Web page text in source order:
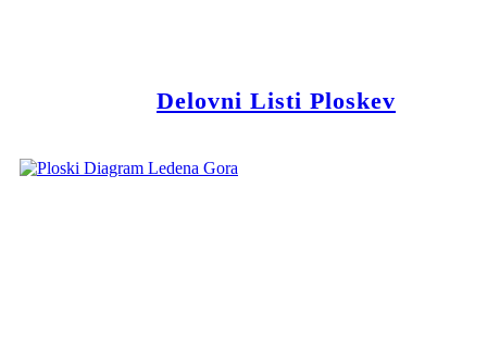
Delovni Listi Ploskev